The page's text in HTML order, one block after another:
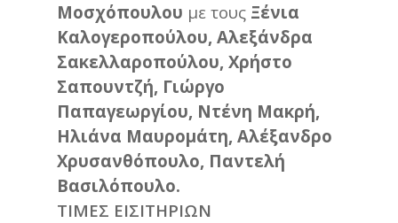
Μοσχόπουλου με τους Ξένια
Καλογεροπούλου, Αλεξάνδρα
Σακελλαροπούλου, Χρήστο
Σαπουντζή, Γιώργο
Παπαγεωργίου, Ντένη Μακρή,
Ηλιάνα Μαυρομάτη, Αλέξανδρο
Χρυσανθόπουλο, Παντελή
Βασιλόπουλο.
ΤΙΜΕΣ ΕΙΣΙΤΗΡΙΩΝ